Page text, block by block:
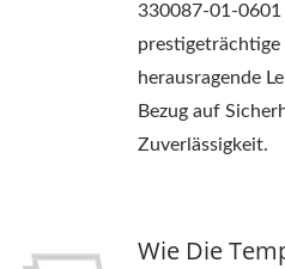
330087-01-
herausragende
Bezug auf
Zuverlässigkeit.
Wie Die